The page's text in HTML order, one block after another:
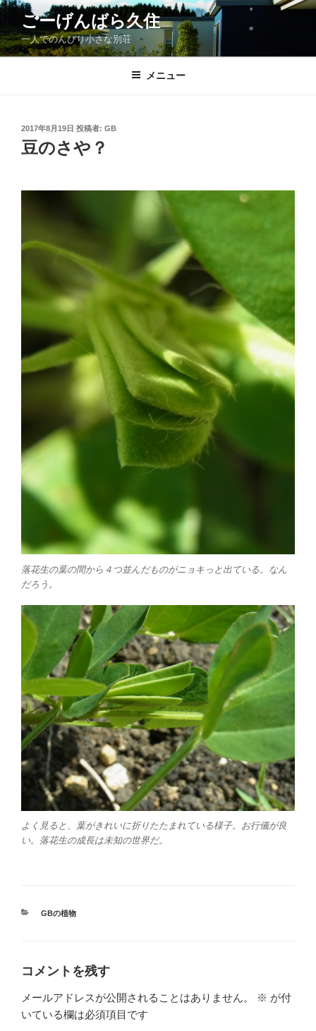
コ
テ
ン
ごーげんばら久住
一人でのんびり小さな別荘
メニュー
投
稿
日:
2017年8月19日 投稿者: GB
豆のさや？
落花生の葉の間から４つ並んだものがニョキっと出ている。なん
だろう。
よく見ると、葉がきれいに折りたたまれている様子。お行儀が良
い。落花生の成長は未知の世界だ。
カ
GBの植物
コメントを残す
メールアドレスが公開されることはありません。 ※ が付
いている欄は必須項目です